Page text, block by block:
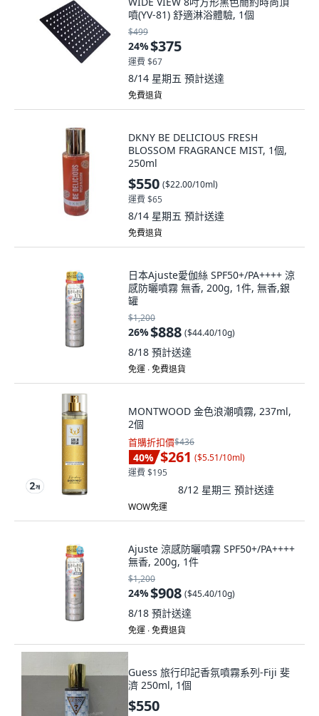
噴(YV-81) 舒適淋浴體驗, 1個
$499
24%$375
運費 $67
8/14 星期五 預計送達
免費退貨
DKNY BE DELICIOUS FRESH
BLOSSOM FRAGRANCE MIST, 1個,
250ml
$550 ($22.00/10ml)
運費 $65
8/14 星期五 預計送達
免費退貨
日本Ajuste愛伽絲 SPF50+/PA++++ 涼
感防曬噴霧 無香, 200g, 1件, 無香,銀
罐
$1,200
26%$888 ($44.40/10g)
8/18 預計送達
免運 ∙ 免費退貨
MONTWOOD 金色浪潮噴霧, 237ml,
2個
首購折扣價$436
40% $261 ($5.51/10ml)
運費 $195
8/12 星期三 預計送達
WOW免運
Ajuste 涼感防曬噴霧 SPF50+/PA++++
無香, 200g, 1件
$1,200
24%$908 ($45.40/10g)
8/18 預計送達
免運 ∙ 免費退貨
Guess 旅行印記香氛噴霧系列-Fiji 斐
濟 250ml, 1個
$550